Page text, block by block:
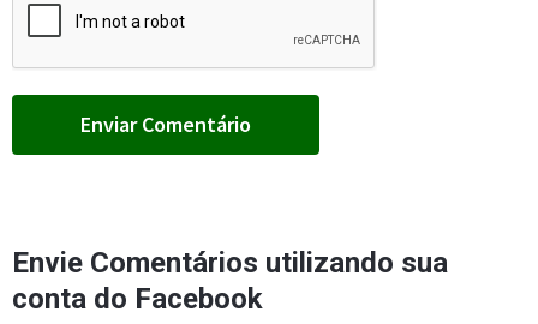
Envie Comentários utilizando sua
conta do Facebook